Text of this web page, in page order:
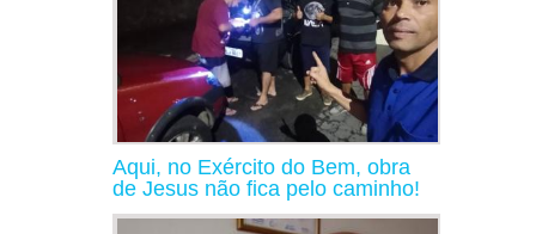
Aqui, no Exército do Bem, obra
de Jesus não fica pelo caminho!